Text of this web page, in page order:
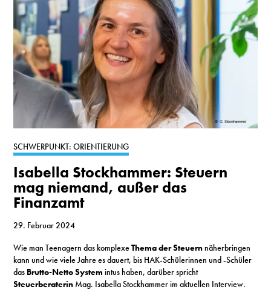
SCHWERPUNKT: ORIENTIERUNG
Isabella Stockhammer: Steuern
mag niemand, außer das
Finanzamt
29. Februar 2024
Wie man Teenagern das komplexeThema der Steuernnäherbringen
kann und wie viele Jahre es dauert, bis HAK-Schülerinnen und -Schüler
das Brutto-Netto System intus haben, darüber spricht
Steuerberaterin Mag. Isabella Stockhammer im aktuellen Interview.